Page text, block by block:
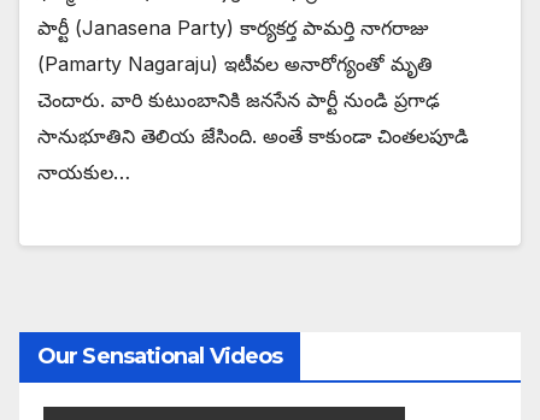
పార్టీ (Janasena Party) కార్యకర్త పామర్తి నాగరాజు
(Pamarty Nagaraju) ఇటీవల అనారోగ్యంతో మృతి
చెందారు. వారి కుటుంబానికి జనసేన పార్టీ నుండి ప్రగాఢ
సానుభూతిని తెలియ జేసింది. అంతే కాకుండా చింతలపూడి
నాయకుల…
Our Sensational Videos